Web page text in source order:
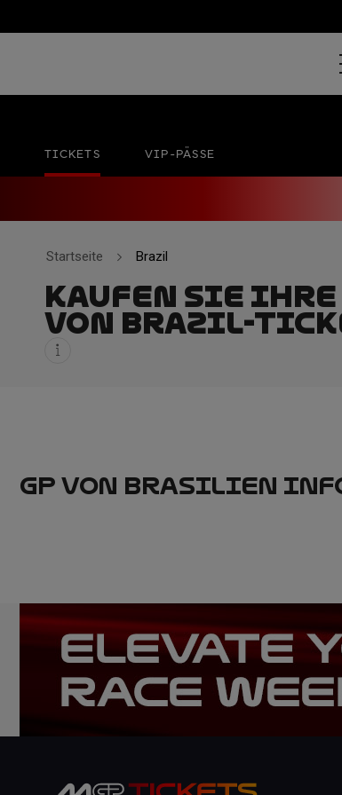
GRAND
TICKETS VIP-PÄSSE
Startseite Brazil
KAUFEN SIE IHRE
VON BRAZIL-
GP VON BRASILIEN